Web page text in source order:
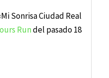
Sonrisa Ciudad Real
Rundel pasado 18